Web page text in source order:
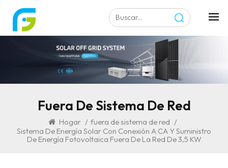
Fuera De Sistema De Red
Hogar / fuera de sistema de red /
Sistema De Energía Solar Con Conexión A CA Y Suministro
De Energía Fotovoltaica Fuera De La Red De 3,5 KW